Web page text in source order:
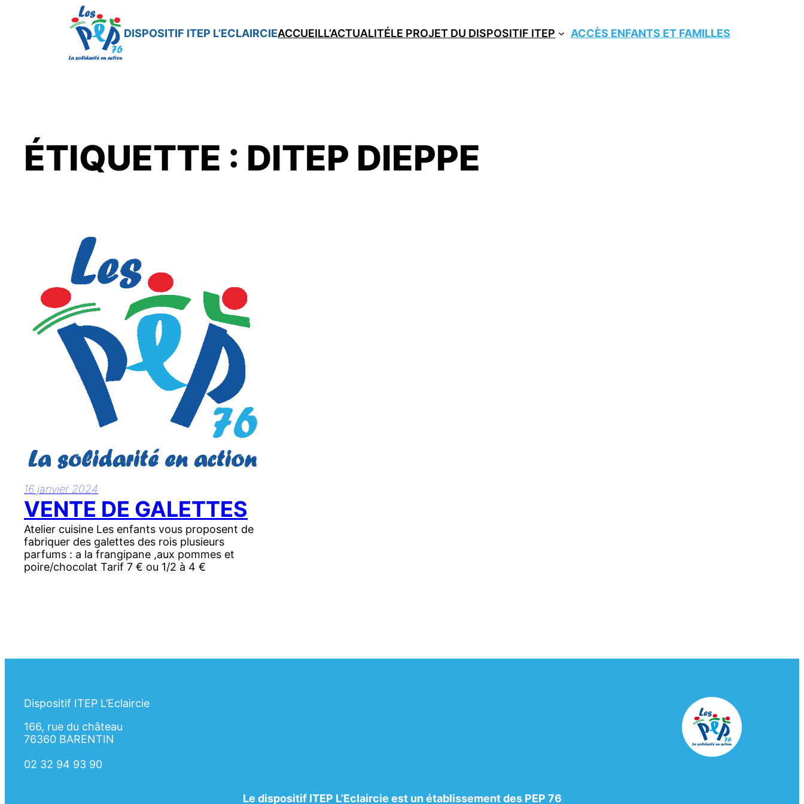
DISPOSITIF ITEP L’ECLAIRCIEACCUEILL’ACTUALITÉLE PROJET DU DISPOSITIF ITEP ACCÈS ENFANTS ET FAMILLES
ÉTIQUETTE : DITEP DIEPPE
16 janvier 2024
VENTE DE GALETTES
Atelier cuisine Les enfants vous proposent de
fabriquer des galettes des rois plusieurs
parfums : a la frangipane ,aux pommes et
poire/chocolat Tarif 7 € ou 1/2 à 4 €
Dispositif ITEP L’Eclaircie
166, rue du château
76360 BARENTIN
02 32 94 93 90
Le dispositif ITEP L’Eclaircie est un établissement des PEP 76